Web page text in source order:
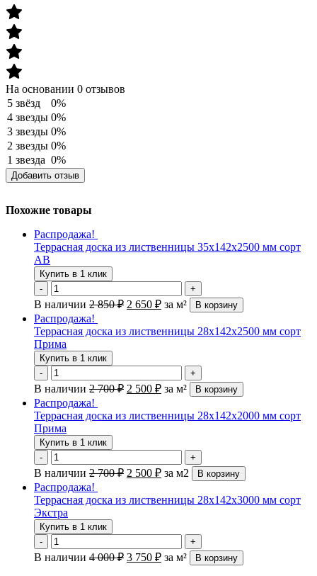
На основании 0 отзывов
5 звёзд
0%
4 звезды 0%
3 звезды 0%
2 звезды 0%
1 звезда 0%
Добавить отзыв
Похожие товары
Распродажа!
Террасная доска из лиственницы 35х142х2500 мм сорт
АВ
Купить в 1 клик
-
+
В наличии 2 850₽ 2 650 ₽ за м² В корзину
Распродажа!
Террасная доска из лиственницы 28х142х2500 мм сорт
Прима
Купить в 1 клик
-
+
В наличии 2 700₽ 2 500 ₽ за м² В корзину
Распродажа!
Террасная доска из лиственницы 28х142х2000 мм сорт
Прима
Купить в 1 клик
-
+
В наличии 2 700₽ 2 500 ₽ за м2 В корзину
Распродажа!
Террасная доска из лиственницы 28х142х3000 мм сорт
Экстра
Купить в 1 клик
-
+
В наличии 4 000₽ 3 750 ₽ за м² В корзину